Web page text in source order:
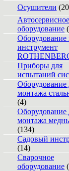
Осушители
Автосервисное
оборудование
Оборудование
инструмент
Приборы для
испытаний
Оборудование
монтажа
(4)
Оборудование
монтажа
(134)
Садовый
(14)
Сварочное
оборудование